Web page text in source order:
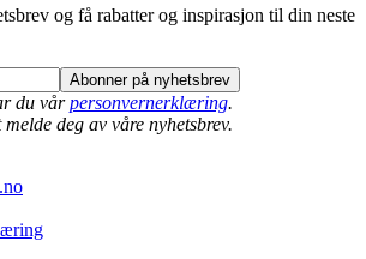
og få rabatter og inspirasjon til din neste
Abonner på nyhetsbrev
du vårpersonvernerklæring.
deg av våre nyhetsbrev.